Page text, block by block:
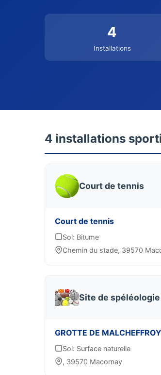
4
Installations
4 installations
Court de tennis
Court de tennis
Sol: Bitume
Chemin du stade, 39570
Site de
GROTTE DE MALCHEFFROY
Sol: Surface naturelle
, 39570 Macornay